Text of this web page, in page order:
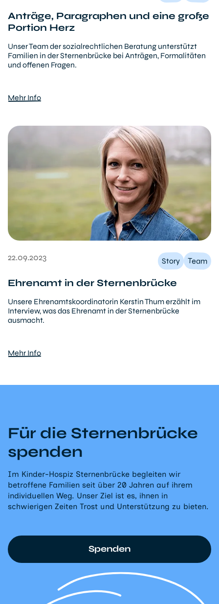
Anträge, Paragraphen und eine große
Portion Herz
Unser Team der sozialrechtlichen Beratung unterstützt
Familien in der Sternenbrücke bei Anträgen, Formalitäten
und offenen Fragen.
Mehr Info
22.09.2023 Story Team
Ehrenamt in der Sternenbrücke
Unsere Ehrenamtskoordinatorin Kerstin Thum erzählt im
Interview, was das Ehrenamt in der Sternenbrücke
ausmacht.
Mehr Info
Für die Sternenbrücke
spenden
Im Kinder-Hospiz Sternenbrücke begleiten wir
betroffene Familien seit über 20 Jahren auf ihrem
individuellen Weg. Unser Ziel ist es, ihnen in
schwierigen Zeiten Trost und Unterstützung zu bieten.
Spenden